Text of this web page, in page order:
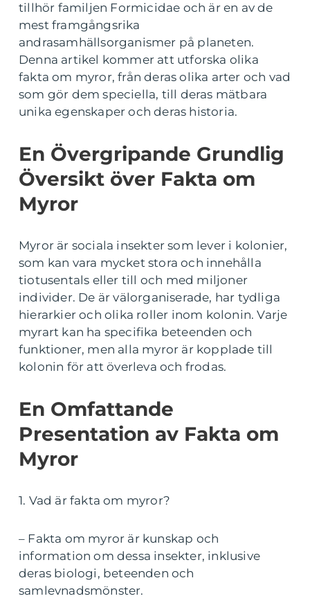
tillhör familjen Formicidae och är en av de
mest framgångsrika
andrasamhällsorganismer på planeten.
Denna artikel kommer att utforska olika
fakta om myror, från deras olika arter och vad
som gör dem speciella, till deras mätbara
unika egenskaper och deras historia.
En Övergripande Grundlig
Översikt över Fakta om
Myror
Myror är sociala insekter som lever i kolonier,
som kan vara mycket stora och innehålla
tiotusentals eller till och med miljoner
individer. De är välorganiserade, har tydliga
hierarkier och olika roller inom kolonin. Varje
myrart kan ha specifika beteenden och
funktioner, men alla myror är kopplade till
kolonin för att överleva och frodas.
En Omfattande
Presentation av Fakta om
Myror
1. Vad är fakta om myror?
– Fakta om myror är kunskap och
information om dessa insekter, inklusive
deras biologi, beteenden och
samlevnadsmönster.